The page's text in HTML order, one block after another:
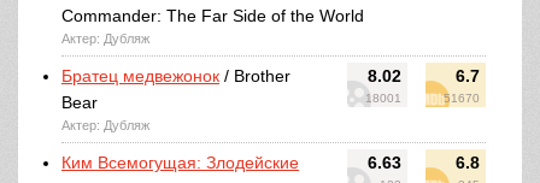
Commander: The Far Side of the World
Актер: Дубляж
8.02
18001
6.7
51670
Братец медвежонок / Brother
Bear
Актер: Дубляж
6.63 6.8
Ким Всемогущая: Злодейские